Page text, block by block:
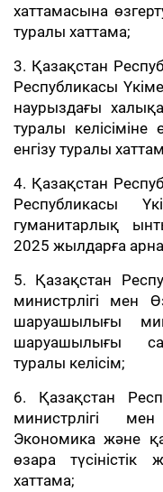
хаттамасына
туралы хаттама;
3. Қазақстан
Республикасы
наурыздағы
туралы
енгізу туралы
4. Қазақстан
Республикасы
гуманитарлық
2025 жылдарға
5. Қазақстан
министрлігі мен
шаруашылығы
шаруашылығы
туралы келісім;
6. Қазақстан
министрлігі
Экономика және
өзара
хаттама;